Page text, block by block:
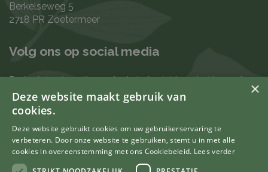
Berkelseweg 5
2718 PR Zoetermeer
Volg ons op social media
De laatste nieuwtjes en leukste berichten vind je op de
de volgende kanalen:
Uw mening telt
×
Deze website maakt gebruik van
cookies.
Deze website gebruikt cookies om uw gebruikerservaring te
verbeteren. Door onze website te gebruiken, stemt u in met alle
cookies in overeenstemming met ons Cookiebeleid. Lees verder